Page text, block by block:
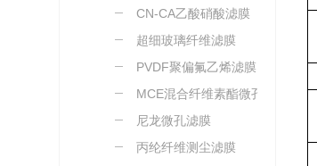
CN-CA乙酸硝酸滤膜
超细玻璃纤维滤膜
PVDF聚偏氟乙烯滤膜
MCE混合纤维素酯微孔滤
膜
尼龙微孔滤膜
丙纶纤维测尘滤膜